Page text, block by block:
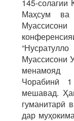
145-солагии
Маҳсум ва
Муассисони
менамояд
Чорабинӣ
мешавад.
гуманитарӣ
дар